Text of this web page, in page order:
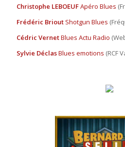
Christophe LEBOEUFApéro Blues
Frédéric Briout Shotgun Blues
Cédric VernetBlues Actu Radio
Sylvie DéclasBlues emotions (RCF